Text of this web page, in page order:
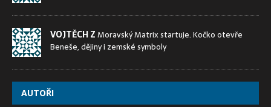
VOJTĚCH ZMoravský Matrix startuje. Kočko otevře
Beneše, dějiny i zemské symboly
AUTOŘI